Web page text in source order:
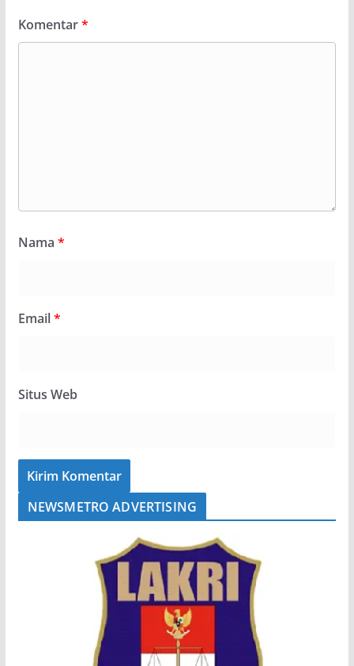
Komentar*
Nama *
Email*
Situs Web
NEWSMETRO ADVERTISING